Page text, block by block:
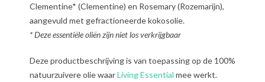
Clementine* (Clementine) en Rosemary (Rozemarijn),
aangevuld met gefractioneerde kokosolie.
* Deze essentiële oliën zijn niet los verkrijgbaar
Deze productbeschrijving is van toepassing op de 100%
natuurzuivere olie waarLiving Essential mee werkt.